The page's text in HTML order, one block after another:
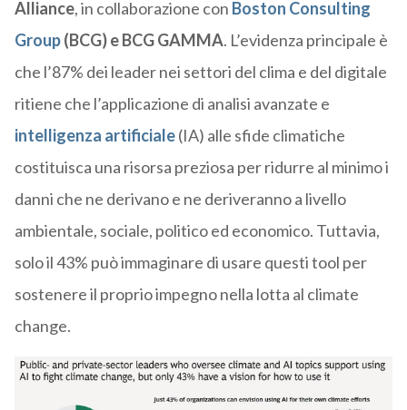
Alliance, in collaborazione con Boston Consulting
Group(BCG) e BCG GAMMA. L’evidenza principale è
che l’87% dei leader nei settori del clima e del digitale
ritiene che l’applicazione di analisi avanzate e
intelligenza artificiale(IA) alle sfide climatiche
costituisca una risorsa preziosa per ridurre al minimo i
danni che ne derivano e ne deriveranno a livello
ambientale, sociale, politico ed economico. Tuttavia,
solo il 43% può immaginare di usare questi tool per
sostenere il proprio impegno nella lotta al climate
change.